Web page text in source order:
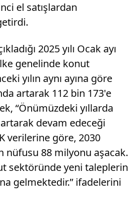
el satışlardan
2025 yılı Ocak ayı
genelinde konut
yılın aynı ayına göre
artarak 112 bin 173'e
“Önümüzdeki yıllarda
devam edeceği
verilerine göre, 2030
nüfusu 88 milyonu aşacak.
sektöründe yeni taleplerin
gelmektedir.” ifadelerini